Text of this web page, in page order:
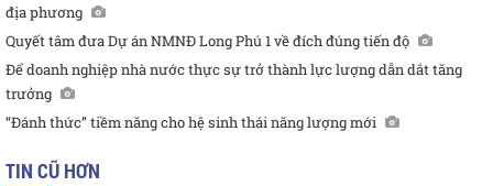
địa phương
Quyết tâm đưa Dự án NMNĐ Long Phú 1 về đích đúng tiến độ
Để doanh nghiệp nhà nước thực sự trở thành lực lượng dẫn dắt tăng
trưởng
“Đánh thức” tiềm năng cho hệ sinh thái năng lượng mới
TIN CŨ HƠN